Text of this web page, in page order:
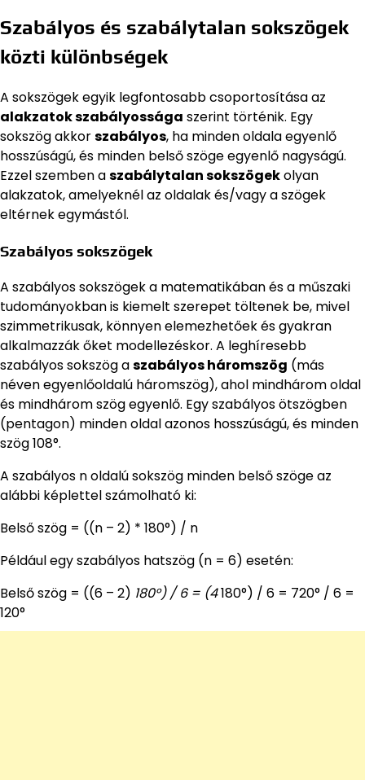
Szabályos és szabálytalan sokszögek
közti különbségek
A sokszögek egyik legfontosabb csoportosítása az
alakzatok szabályossága szerint történik. Egy
sokszög akkorszabályos, ha minden oldala egyenlő
hosszúságú, és minden belső szöge egyenlő nagyságú.
Ezzel szemben aszabálytalan sokszögekolyan
alakzatok, amelyeknél az oldalak és/vagy a szögek
eltérnek egymástól.
Szabályos sokszögek
A szabályos sokszögek a matematikában és a műszaki
tudományokban is kiemelt szerepet töltenek be, mivel
szimmetrikusak, könnyen elemezhetőek és gyakran
alkalmazzák őket modellezéskor. A leghíresebb
szabályos sokszög aszabályos háromszög (más
néven egyenlőoldalú háromszög), ahol mindhárom oldal
és mindhárom szög egyenlő. Egy szabályos ötszögben
(pentagon) minden oldal azonos hosszúságú, és minden
szög 108°.
A szabályos n oldalú sokszög minden belső szöge az
alábbi képlettel számolható ki:
Belső szög = ((n – 2) * 180°) / n
Például egy szabályos hatszög (n = 6) esetén:
Belső szög = ((6 – 2) 180°) / 6 = (4180°) / 6 = 720° / 6 =
120°